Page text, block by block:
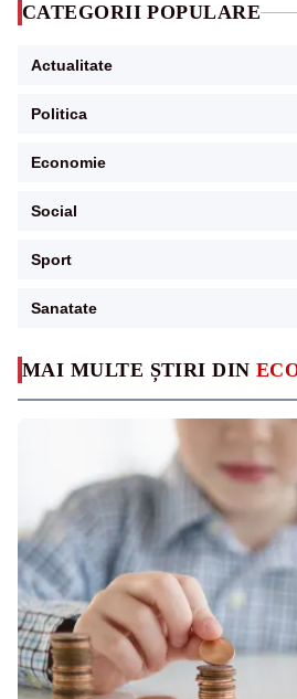
MAI MULTE ȘTIRI DIN
CATEGORII POPULARE
Actualitate
Politica
Economie
Social
Sport
Sanatate